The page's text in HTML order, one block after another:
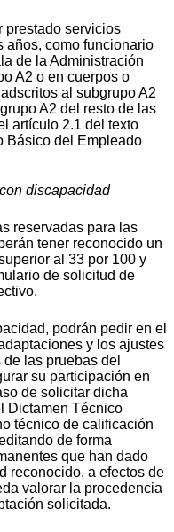
prestado servicios
años, como funcionario
de la Administración
A2 o en cuerpos o
al subgrupo A2
A2 del resto de las
artículo 2.1 del texto
Básico del Empleado
discapacidad
reservadas para las
tener reconocido un
al 33 por 100 y
de solicitud de
podrán pedir en el
y los ajustes
las pruebas del
su participación en
de solicitar dicha
Dictamen Técnico
técnico de calificación
de forma
que han dado
reconocido, a efectos de
valorar la procedencia
solicitada.